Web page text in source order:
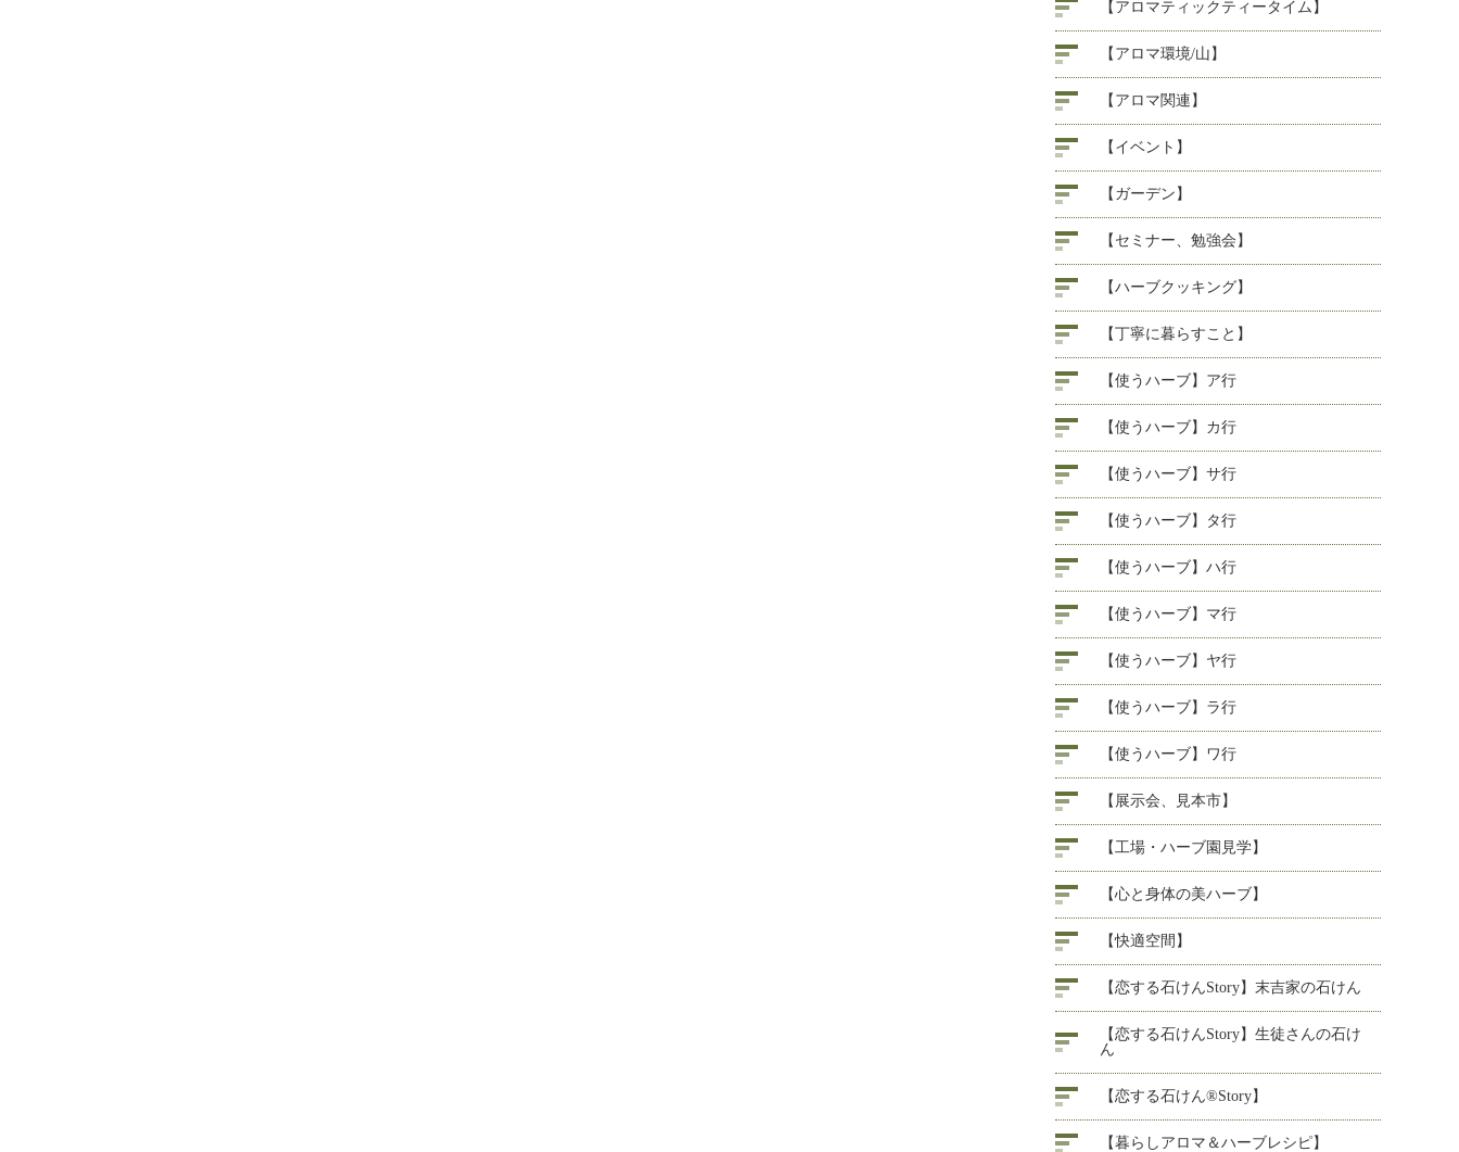
【アロマティックティータイム】
【アロマ環境/山】
【アロマ関連】
【イベント】
【ガーデン】
【セミナー、勉強会】
【ハーブクッキング】
【丁寧に暮らすこと】
【使うハーブ】ア行
【使うハーブ】カ行
【使うハーブ】サ行
【使うハーブ】タ行
【使うハーブ】ハ行
【使うハーブ】マ行
【使うハーブ】ヤ行
【使うハーブ】ラ行
【使うハーブ】ワ行
【展示会、見本市】
【工場・ハーブ園見学】
【心と身体の美ハーブ】
【快適空間】
【恋する石けんStory】末吉家の石けん
【恋する石けんStory】生徒さんの石け
ん
【恋する石けん®Story】
【暮らしアロマ＆ハーブレシピ】